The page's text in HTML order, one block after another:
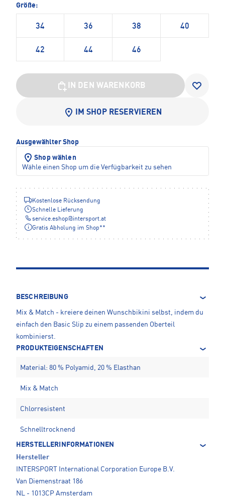
Größe:
34 36 38 40
42 44 46
IN DEN WARENKORB
IM SHOP RESERVIEREN
Ausgewählter Shop
Shop wählen
Wähle einen Shop um die Verfügbarkeit zu sehen
Kostenlose Rücksendung
Schnelle Lieferung
service.eshop@intersport.at
Gratis Abholung im Shop**
BESCHREIBUNG
Mix & Match - kreiere deinen Wunschbikini selbst, indem du
einfach den Basic Slip zu einem passenden Oberteil
kombinierst.
PRODUKTEIGENSCHAFTEN
Material: 80 % Polyamid, 20 % Elasthan
Mix & Match
Chlorresistent
Schnelltrocknend
HERSTELLERINFORMATIONEN
Hersteller
INTERSPORT International Corporation Europe B.V.
Van Diemenstraat 186
NL - 1013CP Amsterdam